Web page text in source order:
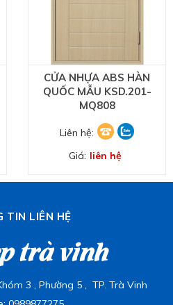
CỬA NHỰA ABS HÀN
QUỐC MẪU KSD.201-
MQ808
Liên hệ:
Giá: liên hệ
TIN LIÊN HỆ
trà vinh
3 , Phường 5 , TP. Trà Vinh